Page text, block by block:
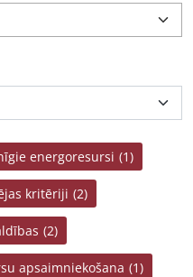
energoresursi (1)
kritēriji (2)
(2)
apsaimniekošana (1)